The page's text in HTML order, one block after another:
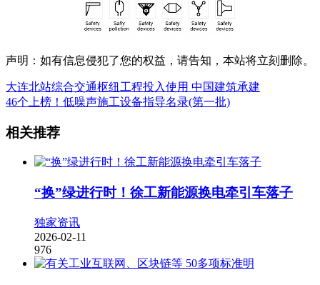
声明：如有信息侵犯了您的权益，请告知，本站将立刻删除。
大连北站综合交通枢纽工程投入使用 中国建筑承建
46个上榜！低噪声施工设备指导名录(第一批)
相关推荐
“换”绿进行时！徐工新能源换电牵引车落子
独家资讯
2026-02-11
976